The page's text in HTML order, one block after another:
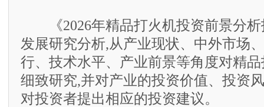
《2026年精品打火机投资前景分析
发展研究分析,从产业现状、中外市场
行、技术水平、产业前景等角度对精
细致研究,并对产业的投资价值、投资
对投资者提出相应的投资建议。